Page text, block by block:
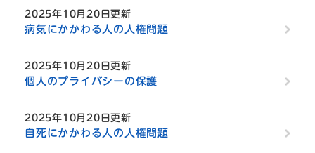
2025年10月20日更新
病気にかかわる人の人権問題
2025年10月20日更新
個人のプライバシーの保護
2025年10月20日更新
自死にかかわる人の人権問題